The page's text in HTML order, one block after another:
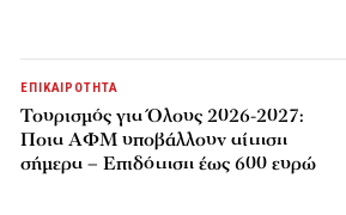
ΕΠΙΚΑΙΡΟΤΗΤΑ
Τουρισμός για Όλους 2026-2027:
Ποια ΑΦΜ υποβάλλουν αίτηση
σήμερα – Επιδότηση έως 600 ευρώ